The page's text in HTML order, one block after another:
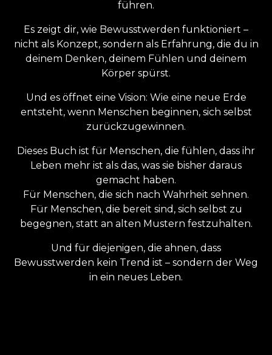
führen.
Es zeigt dir, wie Bewusstwerden funktioniert –
nicht als Konzept, sondern als Erfahrung, die du in
deinem Denken, deinem Fühlen und deinem
Körper spürst.
Und es öffnet eine Vision: Wie eine neue Erde
entsteht, wenn Menschen beginnen, sich selbst
zurückzugewinnen.
Dieses Buch ist für Menschen, die fühlen, dass ihr
Leben mehr ist als das, was sie bisher daraus
gemacht haben.
Für Menschen, die sich nach Wahrheit sehnen.
Für Menschen, die bereit sind, sich selbst zu
begegnen, statt an alten Mustern festzuhalten.
Und für diejenigen, die ahnen, dass
Bewusstwerden kein Trend ist – sondern der Weg
in ein neues Leben.